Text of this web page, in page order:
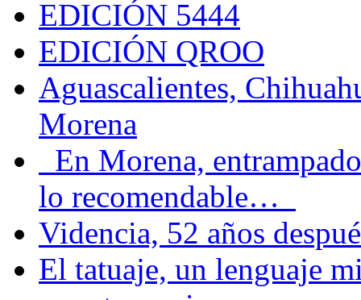
EDICIÓN 5444
EDICIÓN QROO
Aguascalientes,
Morena
En Morena,
lo recomendable…
Videncia, 52 años
El tatuaje, un lenguaje